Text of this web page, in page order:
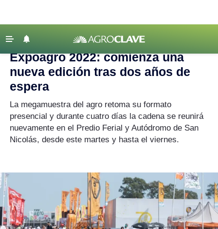
Agricultura
Ganadería
Tecnología
Maquinaria agrícola
Agronegocios
Mercados
‹ VOLVER
Agroclave Expoagro
Expoagro 2022: comienza una
nueva edición tras dos años de
espera
La megamuestra del agro retoma su formato
presencial y durante cuatro días la cadena se reunirá
nuevamente en el Predio Ferial y Autódromo de San
Nicolás, desde este martes y hasta el viernes.